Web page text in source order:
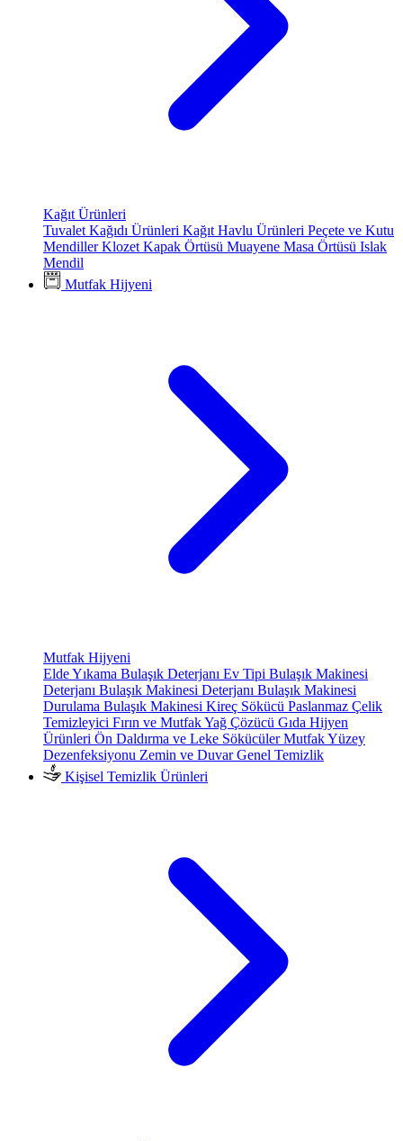
Kağıt Ürünleri
Tuvalet Kağıdı Ürünleri Kağıt Havlu Ürünleri Peçete ve Kutu
MendillerKlozet Kapak Örtüsü Muayene Masa Örtüsü Islak
Mendil
Mutfak Hijyeni
Mutfak Hijyeni
Elde Yıkama Bulaşık Deterjanı Ev Tipi Bulaşık Makinesi
Deterjanı Bulaşık Makinesi Deterjanı Bulaşık Makinesi
Durulama Bulaşık Makinesi Kireç Sökücü Paslanmaz Çelik
Temizleyici Fırın ve Mutfak Yağ Çözücü Gıda Hijyen
Ürünleri Ön Daldırma ve Leke SökücülerMutfak Yüzey
Dezenfeksiyonu Zemin ve Duvar Genel Temizlik
Kişisel Temizlik Ürünleri